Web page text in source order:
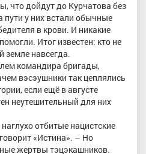
что дойдут до Курчатова без
пути у них встали обычные
в крови. И никакие
Итог известен: кто не
земле навсегда.
командира бригады,
вэсэушники так цеплялись
если ещё в августе
неутешительный для них
отбитые нацистские
«Истина». – Но
жертвы тэцэкашников.